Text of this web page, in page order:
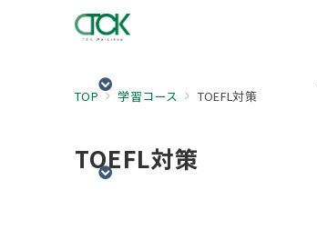
TOP 学習コース TOEFL対策
TOEFL対策